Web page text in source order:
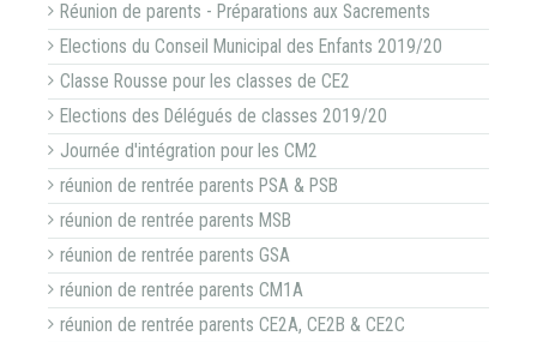
Réunion de parents - Préparations aux Sacrements
Elections du Conseil Municipal des Enfants 2019/20
Classe Rousse pour les classes de CE2
Elections des Délégués de classes 2019/20
Journée d'intégration pour les CM2
réunion de rentrée parents PSA & PSB
réunion de rentrée parents MSB
réunion de rentrée parents GSA
réunion de rentrée parents CM1A
réunion de rentrée parents CE2A, CE2B & CE2C